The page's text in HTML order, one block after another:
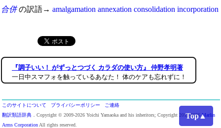
Top▲
合併の訳語→ amalgamation annexation consolidation incorporation
『調子いい！ がずっとつづく カラダの使い方』 仲野孝明著
一日中スマフォを触っているあなた！ 体のケアも忘れずに！
このサイトについて プライバシーポリシー
ご連絡
翻訳類語辞典 ．Copyright © 2009-2026 Yoichi Yamaoka and his inheritors; Copyright 2013-2026 Marlin
Arms Corporation All rights reserved.